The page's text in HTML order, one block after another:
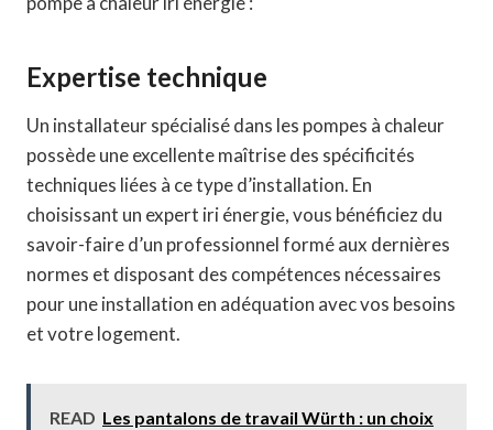
Expertise technique
Un installateur spécialisé dans les pompes à chaleur
possède une excellente maîtrise des spécificités
techniques liées à ce type d’installation. En
choisissant un expert iri énergie, vous bénéficiez du
savoir-faire d’un professionnel formé aux dernières
normes et disposant des compétences nécessaires
pour une installation en adéquation avec vos besoins
et votre logement.
READ Les pantalons de travail Würth : un choix